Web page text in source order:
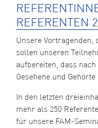
REFERENTEN
Unsere Vortragenden,
sollen unseren
aufbereiten, dass
Gesehene und
In den letzten
mehr als 250
für unsere FAM-